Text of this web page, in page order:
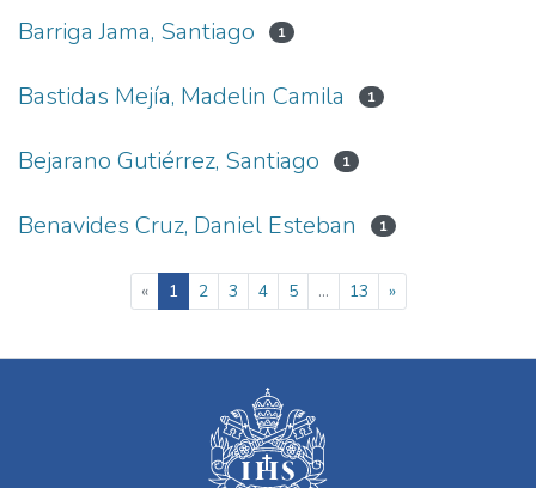
Barriga Jama, Santiago 1
Bastidas Mejía, Madelin Camila 1
Bejarano Gutiérrez, Santiago 1
Benavides Cruz, Daniel Esteban 1
« 1(current)
2 3 4 5 ... 13 »